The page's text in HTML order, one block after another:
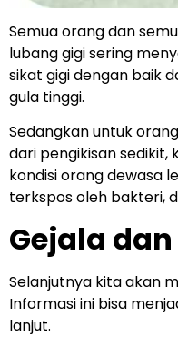
Semua orang dan
lubang gigi sering
sikat gigi dengan baik
gula tinggi.
Sedangkan untuk
dari pengikisan sedikit,
kondisi orang dewasa
terkspos oleh bakteri,
Gejala
Selanjutnya kita akan
Informasi ini bisa
lanjut.